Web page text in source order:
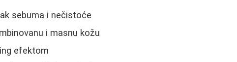
sebuma i nečistoće
i masnu kožu
efektom